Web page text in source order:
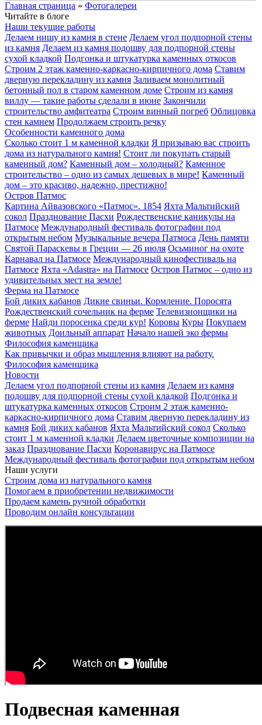
Главная страница » Фотогалереи
Читайте в блоге
Наши текущие работы
Делаем нишу из камня в стене Делаем угол подпорной стены
из камня Делаем из камня подошву для подпорной стены
сухой кладкой Подгонка и штукатурка каменных откосов
Строим 2 этаж каменно-каркасно-кирпичного дома Ставим
дверную перекладину из камня Заливаем монолитный
бетонный пол в старом каменном доме Строим из камня
виллу — такие работы сделали в июне Закончили
строительство амфитеатра Строим винный погреб Облицовка
стен камнем Продолжаем строить речку
Особенности каменного дома
Сколько стоит 1 м каменной кладки Я призываю вас строить
дома из натурального камня! Стоит ли покупать старый
каменный дом? Каменный дом – холодный? Каменное
строительство – одно из самых дешевых в мире! Каменный
дом – это красиво, надежно, престижно!
Остров Патмос
Картина Айвазовского «Патмос». 1854 Яхта Мальтийский
сокол Празднование Пасхи Рождественские каникулы на
Патмосе Международный фестиваль фотографии под
открытым небом Музыкальные вечера Патмоса День памяти
Святой Параскевы в Греции — 26 июля Осьминог на охоте
Карнавал на Патмосе Международный кинофестиваль на
Патмосе Яхта «Adastra» на Патмосе Остров Патмос – одно из
удивительных мест на земле!
Ферма на Патмосе
Бой диких кабанов Дикие свиньи. Кормление. Поросята
Рождественский сочельник на ферме Телевизионщики на
ферме Найди поросенка среди кур! Коровы Куры Покупаем
животных Доильный аппарат Начало нашей эко фермы
Философия каменщика
Как привычки и образ мышления влияют на работу.
Философия каменщика
Новости
Делаем угол подпорной стены из камня Делаем из камня
подошву для подпорной стены сухой кладкой Подгонка и
штукатурка каменных откосов Строим 2 этаж каменно-
каркасно-кирпичного дома Ставим дверную перекладину из
камня Бой диких кабанов Яхта Мальтийский сокол Сколько
стоит 1 м каменной кладки Делаем цветочные композиции на
заказ Празднование Пасхи Коронавирус на Патмосе
Международный фестиваль фотографии под открытым небом
Наши услуги
Строим дома из натурального камня
Помогаем в приобретении недвижимости
Продаем камень ручной обработки
Проводим онлайн консультации
Подвесная каменная